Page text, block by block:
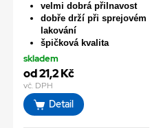
velmi dobrá přilnavost
dobře drží při sprejovém
lakování
špičková kvalita
skladem
od 21,2 Kč
vč. DPH
Detail